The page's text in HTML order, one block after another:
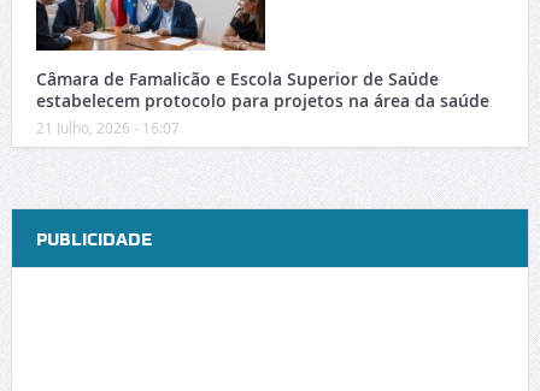
Câmara de Famalicão e Escola Superior de Saúde
estabelecem protocolo para projetos na área da saúde
21 Julho, 2026 - 16:07
PUBLICIDADE